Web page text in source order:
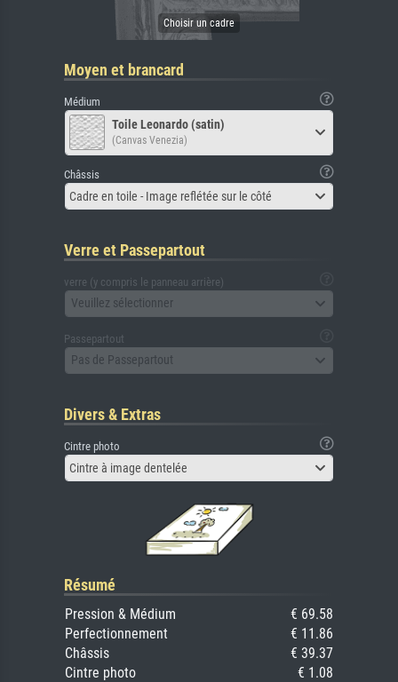
Moyen et brancard
Médium
Toile Leonardo (satin)
(Canvas Venezia)
Châssis
Cadre en toile - Image reflétée sur le côté
Verre et Passepartout
verre (y compris le panneau arrière)
Veuillez sélectionner
Passepartout
Pas de Passepartout
Divers & Extras
Cintre photo
Cintre à image dentelée
Résumé
Pression & Médium
€ 69.58
Perfectionnement
€ 11.86
Châssis
€ 39.37
Cintre photo
€ 1.08